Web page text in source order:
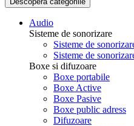
Audio
Sisteme de sonorizare
Sisteme de
Sisteme de
Boxe si difuzoare
Boxe portabile
Boxe Active
Boxe Pasive
Boxe public adress
Difuzoare